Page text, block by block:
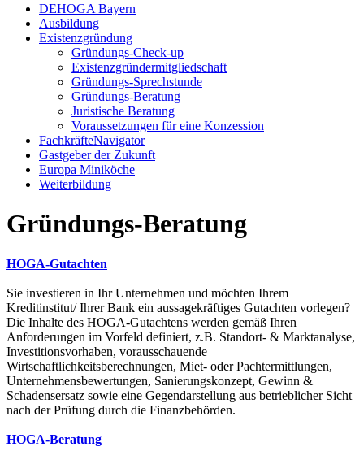
DEHOGA Bayern
Ausbildung
Existenzgründung
Gründungs-Check-up
Existenzgründermitgliedschaft
Gründungs-Sprechstunde
Gründungs-Beratung
Juristische Beratung
Voraussetzungen für eine Konzession
FachkräfteNavigator
Gastgeber der Zukunft
Europa Miniköche
Weiterbildung
Gründungs-Beratung
HOGA-Gutachten
Sie investieren in Ihr Unternehmen und möchten Ihrem
Kreditinstitut/ Ihrer Bank ein aussagekräftiges Gutachten vorlegen?
Die Inhalte des HOGA-Gutachtens werden gemäß Ihren
Anforderungen im Vorfeld definiert, z.B. Standort- & Marktanalyse,
Investitionsvorhaben, vorausschauende
Wirtschaftlichkeitsberechnungen, Miet- oder Pachtermittlungen,
Unternehmensbewertungen, Sanierungskonzept, Gewinn &
Schadensersatz sowie eine Gegendarstellung aus betrieblicher Sicht
nach der Prüfung durch die Finanzbehörden. ​
HOGA-Beratung​